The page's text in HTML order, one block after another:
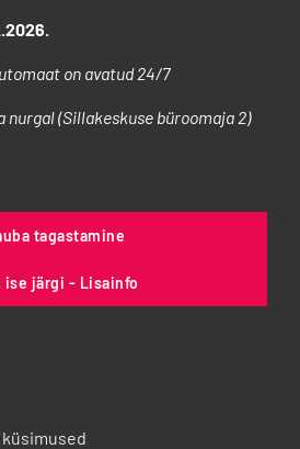
on avatud 24/7
nurgal (Sillakeskuse büroomaja 2)
tagastamine
ise järgi - Lisainfo